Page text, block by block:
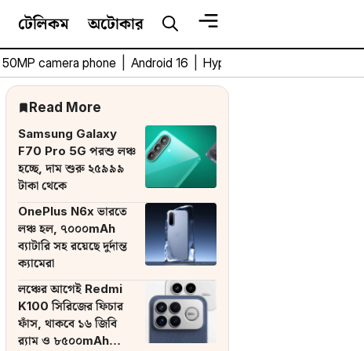
টেলিকম অটোকার
50MP camera phone Android 16 HyperOS 3
Read More
Samsung Galaxy
F70 Pro 5G পরশু লঞ্চ
হচ্ছে, দাম শুরু ২৫৯৯৯
টাকা থেকে
OnePlus N6x ভারতে
লঞ্চ হল, ৭০০০mAh
ব্যাটারি সহ রয়েছে দুর্দান্ত
ক্যামেরা
লঞ্চের আগেই Redmi
K100 সিরিজের ফিচার
ফাঁস, থাকবে ১৬ জিবি
র‌্যাম ও ৮৫০০mAh